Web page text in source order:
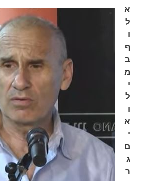
א
ל
ו
ף
ב
מ
י
ל
ו
א
י
ם
ג
ר